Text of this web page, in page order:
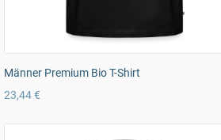
Männer Premium Bio T-Shirt
23,44 €